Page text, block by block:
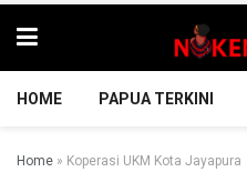
HOME PAPUA TERKINI
Home » Koperasi UKM Kota Jayapura